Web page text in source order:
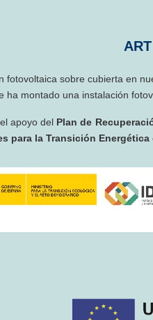
fotovoltaica sobre cubierta en
ha montado una instalación
apoyo del Plan de
para la Transición Energética